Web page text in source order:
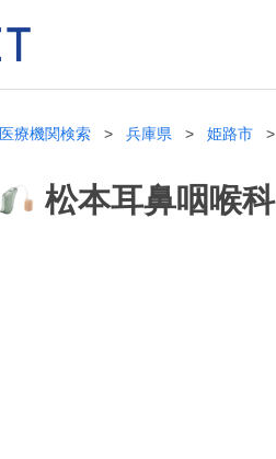
医療機関検索 兵庫県 姫路市
松本耳鼻咽喉科